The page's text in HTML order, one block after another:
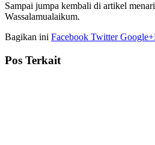
Sampai jumpa kembali di artikel
Wassalamualaikum.
Bagikan ini Facebook TwitterGoogle+
Pos Terkait